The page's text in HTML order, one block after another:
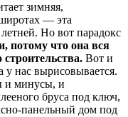
зимняя,
— эта
Но вот парадокс
потому что она вся
строительства. Вот и
у нас вырисовывается.
и минусы, и
бруса под ключ,
панельный дом под